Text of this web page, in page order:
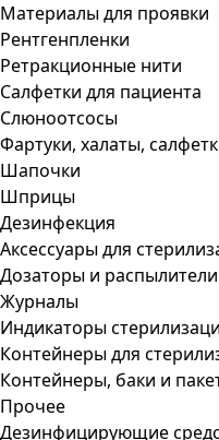
Материалы для проявки
Рентгенпленки
Ретракционные нити
Салфетки для пациента
Слюноотсосы
Фартуки, халаты,
Шапочки
Шприцы
Дезинфекция
Аксессуары для
Дозаторы и распылители
Журналы
Индикаторы
Контейнеры для
Контейнеры, баки и
Прочее
Дезинфицирующие